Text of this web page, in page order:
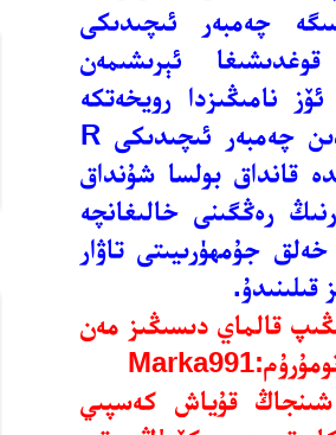
چەمبەر ئىچىدىكى
قوغدىشىغا ئېرىشىمەن
نامىڭىزدا رويخەتكە
چەمبەر ئىچىدىكى R
قانداق بولسا شۇنداق
رەڭگىنى خالىغانچە
جۇمھۈرىيىتى تاۋار
قالماي دىسىڭىز مەن
Marka991
شىنجاڭ قۇياش كەسپىي